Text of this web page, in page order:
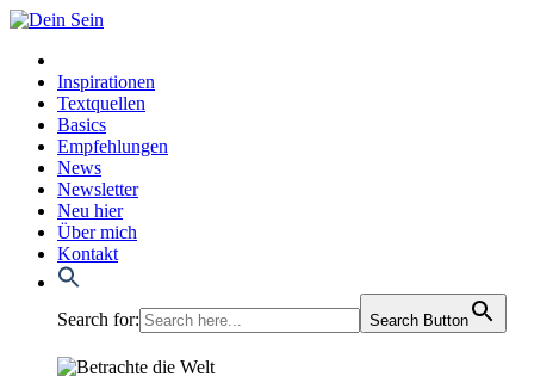
Inspirationen
Textquellen
Basics
Empfehlungen
News
Newsletter
Neu hier
Über mich
Kontakt
Search for: Search Button